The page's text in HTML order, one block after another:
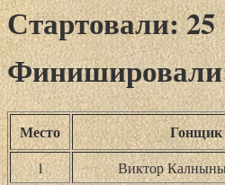
Стартовали: 25
Место Гонщик
1
Виктор